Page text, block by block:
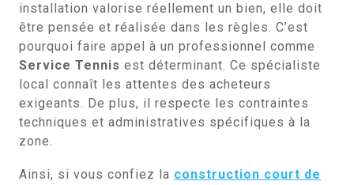
installation valorise réellement un bien, elle doit
être pensée et réalisée dans les règles. C’est
pourquoi faire appel à un professionnel comme
Service Tennis est déterminant. Ce spécialiste
local connaît les attentes des acheteurs
exigeants. De plus, il respecte les contraintes
techniques et administratives spécifiques à la
zone.
Ainsi, si vous confiez la construction court de